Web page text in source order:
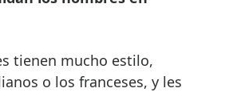
tienen mucho estilo,
o los franceses, y les